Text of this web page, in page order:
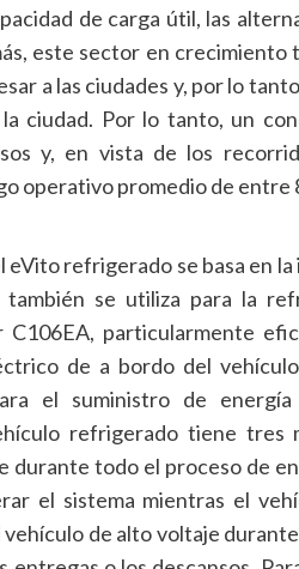
de carga útil, las
este sector en
a las ciudades y, por lo
ciudad. Por lo tanto, un
y, en vista de los
operativo promedio de
refrigerado se basa en
también se utiliza para la
particularmente
de a bordo del
el suministro de
refrigerado tiene tres
durante todo el proceso de
el sistema mientras el
de alto voltaje